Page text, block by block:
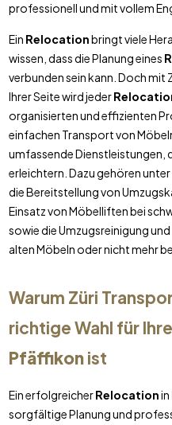
professionell und mit vollem
Ein Relocationbringt viele
wissen, dass die Planung eines
verbunden sein kann. Doch mit
Ihrer Seite wird jeder
organisierten und effizienten
einfachen Transport von
umfassende Dienstleistungen,
erleichtern. Dazu gehören
die Bereitstellung von
Einsatz von Möbelliften bei
sowie die Umzugsreinigung
alten Möbeln oder nicht mehr
Warum Züri
richtige Wahl für
Pfäffikonist
Ein erfolgreicherRelocationin
sorgfältige Planung und